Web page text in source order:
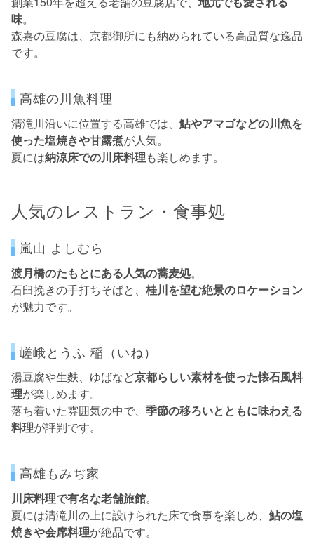
味。
森嘉の豆腐は、京都御所にも納められている高品質な逸品
です。
高雄の川魚料理
清滝川沿いに位置する高雄では、 鮎やアマゴなどの川魚を
使った塩焼きや甘露煮が人気。
夏には納涼床での川床料理も楽しめます。
人気のレストラン・食事処
嵐山 よしむら
渡月橋のたもとにある人気の蕎麦処。
石臼挽きの手打ちそばと、 桂川を望む絶景のロケーション
が魅力です。
嵯峨とうふ 稲（いね）
湯豆腐や生麩、ゆばなど京都らしい素材を使った懐石風料
理が楽しめます。
落ち着いた雰囲気の中で、 季節の移ろいとともに味わえる
料理が評判です。
高雄もみぢ家
川床料理で有名な老舗旅館。
夏には清滝川の上に設けられた床で食事を楽しめ、 鮎の塩
焼きや会席料理が絶品です。